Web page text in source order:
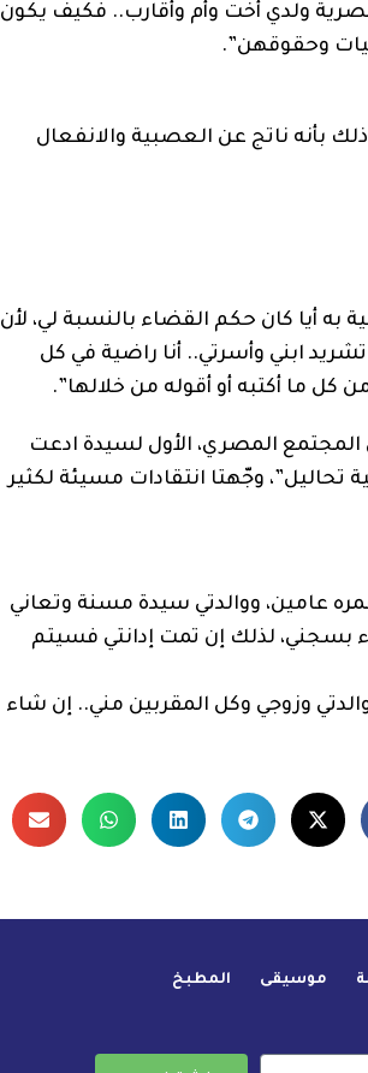
ولدي أخت وأم وأقارب.. فكيف يكون
وحقوقهن”.
بأنه ناتج عن العصبية والانفعال
به أيا كان حكم القضاء بالنسبة لي، لأن
ابني وأسرتي.. أنا راضية في كل
كل ما أكتبه أو أقوله من خلالها”.
المصري، الأول لسيدة ادعت
تحاليل”، وجّهتا انتقادات مسيئة لكثير
عامين، ووالدتي سيدة مسنة وتعاني
بسجني، لذلك إن تمت إدانتي فسيتم
وزوجي وكل المقربين مني.. إن شاء
موسيقى المطبخ